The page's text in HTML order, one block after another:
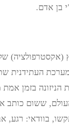
בן אדם.
(אקסטרפולציה)
המערכת העתידנית
הניזונה בזמן אמת
ששום כותב
בוודאי: רגע,